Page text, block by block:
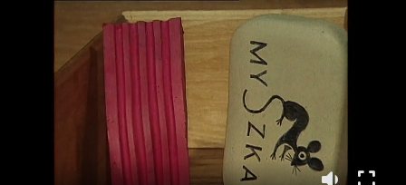
Plastusiowy pamiętnik